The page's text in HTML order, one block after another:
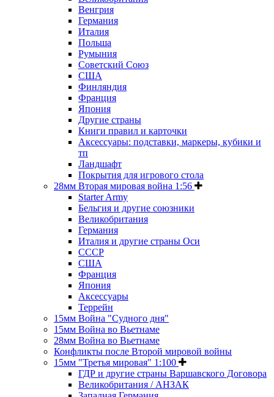
Венгрия
Германия
Италия
Польша
Румыния
Советский Союз
США
Финляндия
Франция
Япония
Другие страны
Книги правил и карточки
Аксессуары: подставки, маркеры, кубики и
тп
Ландшафт
Покрытия для игрового стола
28мм Вторая мировая война 1:56
Starter Army
Бельгия и другие союзники
Великобритания
Германия
Италия и другие страны Оси
СССР
США
Франция
Япония
Аксессуары
Террейн
15мм Война "Судного дня"
15мм Война во Вьетнаме
28мм Война во Вьетнаме
Конфликты после Второй мировой войны
15мм "Третья мировая" 1:100
ГДР и другие страны Варшавского Договора
Великобритания / АНЗАК